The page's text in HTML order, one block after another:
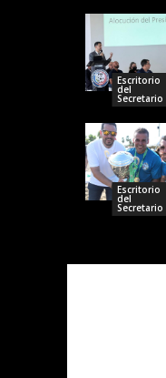
Escritorio
del
Secretario
Escritorio
del
Secretario